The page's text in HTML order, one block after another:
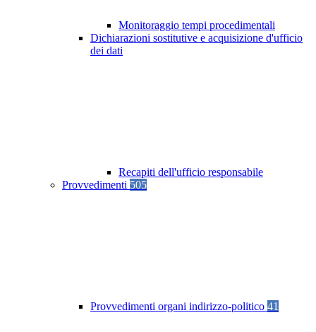
Monitoraggio tempi procedimentali
Dichiarazioni sostitutive e acquisizione d'ufficio
dei dati
Recapiti dell'ufficio responsabile
Provvedimenti 505
Provvedimenti organi indirizzo-politico 41